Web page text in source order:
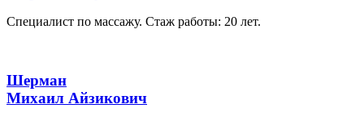
Специалист по массажу. Стаж работы: 20 лет.
Шерман
Михаил Айзикович